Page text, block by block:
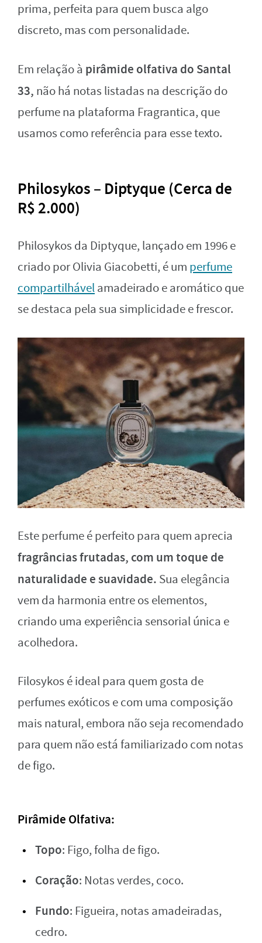
prima, perfeita para quem busca algo
discreto, mas com personalidade.
Em relação à pirâmide olfativa do Santal
33, não há notas listadas na descrição do
perfume na plataforma Fragrantica, que
usamos como referência para esse texto.
Philosykos – Diptyque (Cerca de
R$ 2.000)
Philosykos da Diptyque, lançado em 1996 e
criado por Olivia Giacobetti, é um perfume
compartilhávelamadeirado e aromático que
se destaca pela sua simplicidade e frescor.
Este perfume é perfeito para quem aprecia
fragrâncias frutadas, com um toque de
naturalidade e suavidade. Sua elegância
vem da harmonia entre os elementos,
criando uma experiência sensorial única e
acolhedora.
Filosykos é ideal para quem gosta de
perfumes exóticos e com uma composição
mais natural, embora não seja recomendado
para quem não está familiarizado com notas
de figo.
Pirâmide Olfativa:
Topo: Figo, folha de figo.
Coração: Notas verdes, coco.
Fundo: Figueira, notas amadeiradas,
cedro.